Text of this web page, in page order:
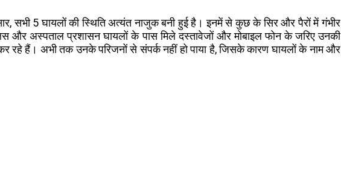
सभी 5 घायलों की स्थिति अत्यंत नाजुक बनी हुई है। इनमें से कुछ के सिर और पैरों में गंभीर
और अस्पताल प्रशासन घायलों के पास मिले दस्तावेजों और मोबाइल फोन के जरिए उनकी
रहे हैं। अभी तक उनके परिजनों से संपर्क नहीं हो पाया है, जिसके कारण घायलों के नाम और